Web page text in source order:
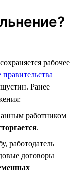
рабочее
Ранее
работником
.
работодатель
договоры